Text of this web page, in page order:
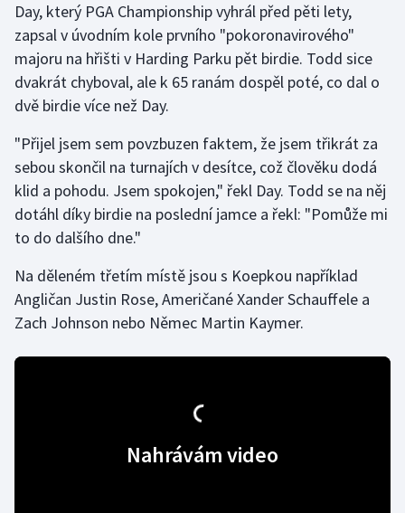
Florbal
Futsal
Gymnastika
Házená
Judo
Moderní pětiboj
Day, který PGA Championship vyhrál před pěti lety,
zapsal v úvodním kole prvního "pokoronavirového"
majoru na hřišti v Harding Parku pět birdie. Todd sice
dvakrát chyboval, ale k 65 ranám dospěl poté, co dal o
dvě birdie více než Day.
"Přijel jsem sem povzbuzen faktem, že jsem třikrát za
sebou skončil na turnajích v desítce, což člověku dodá
klid a pohodu. Jsem spokojen," řekl Day. Todd se na něj
dotáhl díky birdie na poslední jamce a řekl: "Pomůže mi
to do dalšího dne."
Na děleném třetím místě jsou s Koepkou například
Angličan Justin Rose, Američané Xander Schauffele a
Zach Johnson nebo Němec Martin Kaymer.
Nahrávám video